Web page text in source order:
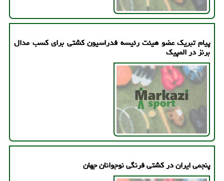
پیام تبریک عضو هیئت رئیسه فدراسیون کشتی برای کسب مدال
برنز در المپیک
پنجمی ایران در كشتی فرنگی نوجوانان جهان